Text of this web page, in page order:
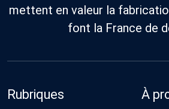
mettent en valeur la
font la France de
Rubriques À